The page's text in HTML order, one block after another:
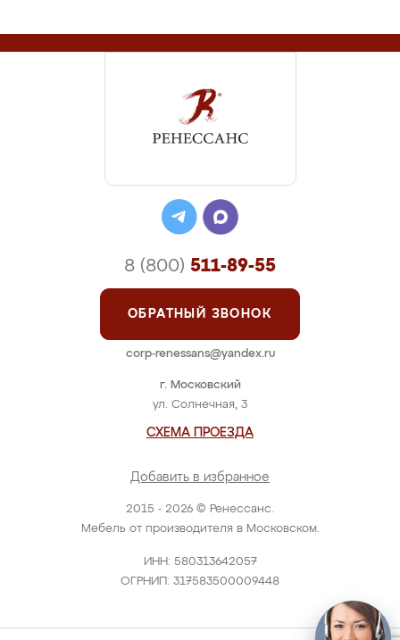
2015 - 2026 © Ренессанс.
Мебель от производителя в Московском.
ИНН: 580313642057
ОГРНИП: 317583500009448
г. Московский
ул. Солнечная, 3
СХЕМА ПРОЕЗДА
Добавить в избранное
8 (800) 511-89-55
ОБРАТНЫЙ ЗВОНОК
corp-renessans@yandex.ru